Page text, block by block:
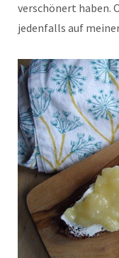
verschönert haben.
jedenfalls auf